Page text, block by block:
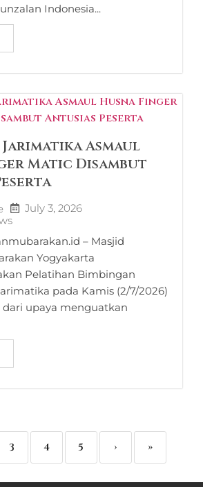
Indonesia...
Asmaul
Matic Disambut
July 3, 2026
– Masjid
Yogyakarta
Pelatihan Bimbingan
pada Kamis (2/7/2026)
dari upaya menguatkan
3 4 5 › »